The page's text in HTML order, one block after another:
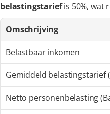
belastingstarief is 50%, wat
Omschrijving
Belastbaar inkomen
Gemiddeld belastingstarief
Netto personenbelasting